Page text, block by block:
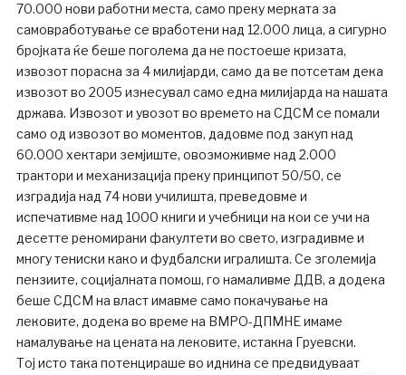
70.000 нови работни места, само преку мерката за
самовработување се вработени над 12.000 лица, а сигурно
бројката ќе беше поголема да не постоеше кризата,
извозот порасна за 4 милијарди, само да ве потсетам дека
извозот во 2005 изнесувал само една милијарда на нашата
држава. Извозот и увозот во времето на СДСМ се помали
само од извозот во моментов, дадовме под закуп над
60.000 хектари земјиште, овозможивме над 2.000
трактори и механизација преку принципот 50/50, се
изградија над 74 нови училишта, преведовме и
испечативме над 1000 книги и учебници на кои се учи на
десетте реномирани факултети во свето, изградивме и
многу тениски како и фудбалски игралишта. Се зголемија
пензиите, социјалната помош, го намаливме ДДВ, а додека
беше СДСМ на власт имавме само покачување на
лековите, додека во време на ВМРО-ДПМНЕ имаме
намалување на цената на лековите, истакна Груевски.
Тој исто така потенцираше во иднина се предвидуваат